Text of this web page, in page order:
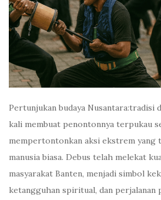
Pertunjukan budaya Nusantara:tradisi
kali membuat penontonnya terpukau
mempertontonkan aksi ekstrem yang
manusia biasa. Debus telah melekat
masyarakat Banten, menjadi simbol
ketangguhan spiritual, dan perjalanan